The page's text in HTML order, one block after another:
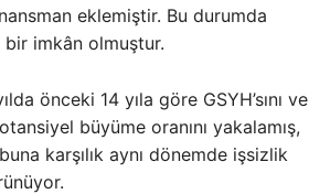
eklemiştir. Bu durumda
bir imkân olmuştur.
önceki 14 yıla göre GSYH’sını ve
büyüme oranını yakalamış,
karşılık aynı dönemde işsizlik